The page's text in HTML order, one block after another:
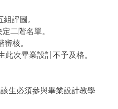
評圖。
二階名單。
審核。
此次畢業設計不予及格。
生必須參與畢業設計教學